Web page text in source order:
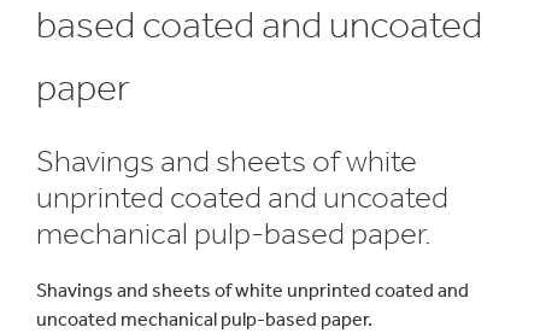
based coated and uncoated
paper
Shavings and sheets of white
unprinted coated and uncoated
mechanical pulp-based paper.
Shavings and sheets of white unprinted coated and
uncoated mechanical pulp-based paper.